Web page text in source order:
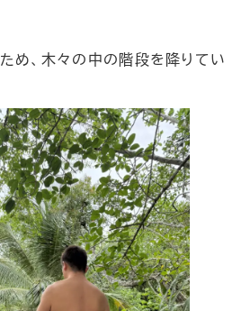
め、木々の中の階段を降りてい